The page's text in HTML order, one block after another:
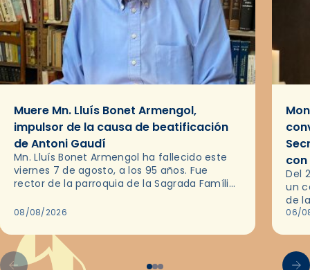
Muere Mn. Lluís Bonet Armengol,
impulsor de la causa de beatificación
de Antoni Gaudí
Mn. Lluís Bonet Armengol ha fallecido este
viernes 7 de agosto, a los 95 años. Fue
rector de la parroquia de la Sagrada Família
08/08/2026
Del
un
de
en
06/